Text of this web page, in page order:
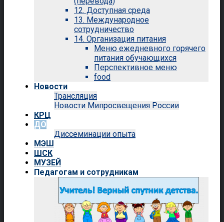
12. Доступная среда
13. Международное
сотрудничество
14. Организация питания
Меню ежедневного горячего
питания обучающихся
Перспективное меню
food
Новости
Трансляция
Новости Мипросвещения России
КРЦ
ДО
Диссеминации опыта
МЭШ
ШСК
МУЗЕЙ
Педагогам и сотрудникам